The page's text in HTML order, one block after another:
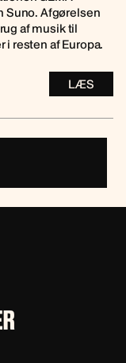
Suno. Afgørelsen
af musik til
resten af Europa.
LÆS